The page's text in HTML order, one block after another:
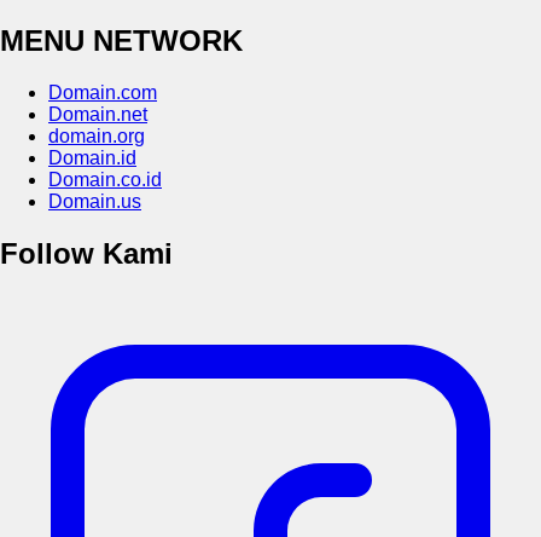
MENU NETWORK
Domain.com
Domain.net
domain.org
Domain.id
Domain.co.id
Domain.us
Follow Kami